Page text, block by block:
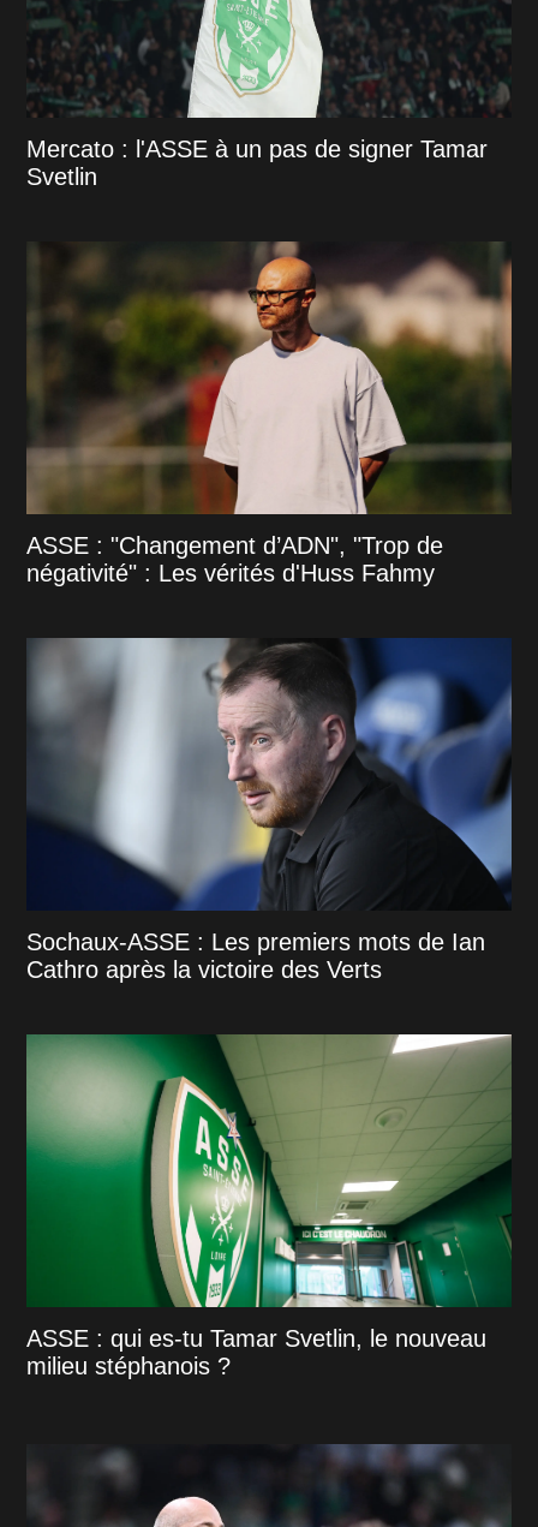
Mercato : l'ASSE à un pas de signer Tamar
Svetlin
ASSE : "Changement d’ADN", "Trop de
négativité" : Les vérités d'Huss Fahmy
Sochaux-ASSE : Les premiers mots de Ian
Cathro après la victoire des Verts
ASSE : qui es-tu Tamar Svetlin, le nouveau
milieu stéphanois ?